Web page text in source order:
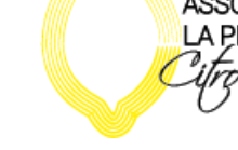
Organisme de
Citron de Menton